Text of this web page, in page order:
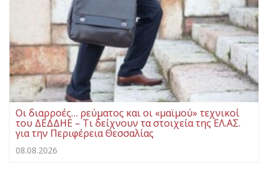
Οι διαρροές… ρεύματος και οι «μαϊμού» τεχνικοί
του ΔΕΔΔΗΕ – Τι δείχνουν τα στοιχεία της ΕΛ.ΑΣ.
για την Περιφέρεια Θεσσαλίας
08.08.2026